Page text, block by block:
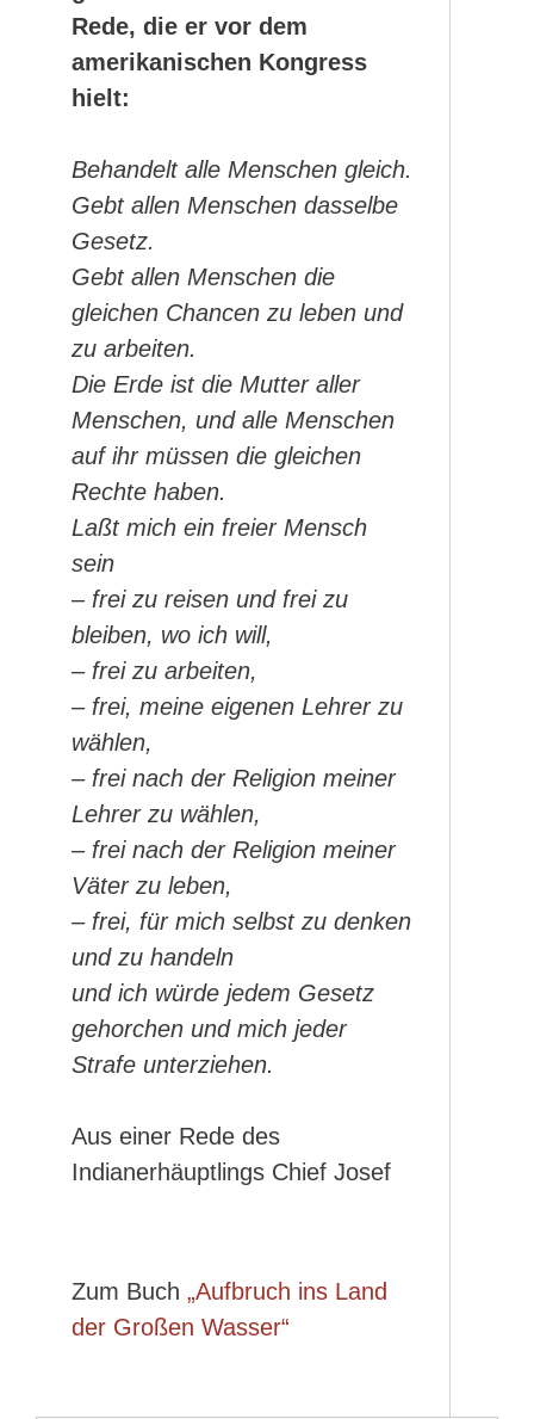
Rede, die er vor dem
amerikanischen Kongress
hielt:
Behandelt alle Menschen gleich.
Gebt allen Menschen dasselbe
Gesetz.
Gebt allen Menschen die
gleichen Chancen zu leben und
zu arbeiten.
Die Erde ist die Mutter aller
Menschen, und alle Menschen
auf ihr müssen die gleichen
Rechte haben.
Laßt mich ein freier Mensch
sein
– frei zu reisen und frei zu
bleiben, wo ich will,
– frei zu arbeiten,
– frei, meine eigenen Lehrer zu
wählen,
– frei nach der Religion meiner
Lehrer zu wählen,
– frei nach der Religion meiner
Väter zu leben,
– frei, für mich selbst zu denken
und zu handeln
und ich würde jedem Gesetz
gehorchen und mich jeder
Strafe unterziehen.
Aus einer Rede des
Indianerhäuptlings Chief Josef
Zum Buch „Aufbruch ins Land
der Großen Wasser“